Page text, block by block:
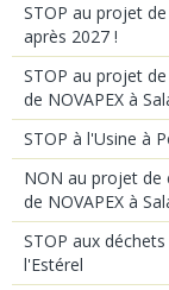
STOP au projet
après 2027 !
STOP au projet de
de NOVAPEX à
STOP à l'Usine à
NON au projet de
de NOVAPEX à
STOP aux
l'Estérel